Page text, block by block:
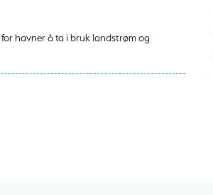
havner å ta i bruk landstrøm og